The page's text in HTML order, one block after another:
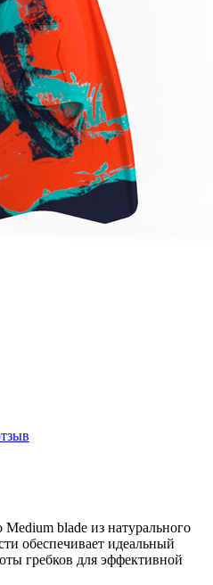
blade из натурального
обеспечивает идеальный
гребков для эффективной